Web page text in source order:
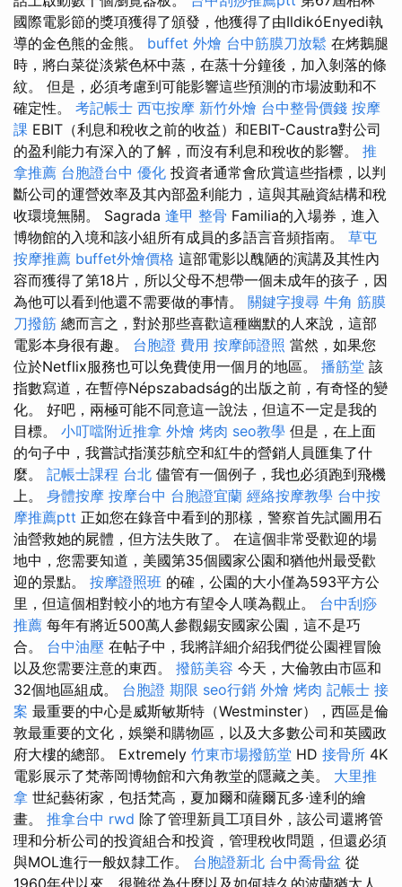
國際電影節的獎項獲得了頒發，他獲得了由IldikóEnyedi執
導的金色熊的金熊。 buffet 外燴 台中筋膜刀放鬆 在烤鵝腿
時，將白菜從淡紫色杯中蒸，在蒸十分鐘後，加入剝落的條
紋。 但是，必須考慮到可能影響這些預測的市場波動和不
確定性。 考記帳士 西屯按摩 新竹外燴 台中整骨價錢 按摩
課 EBIT（利息和稅收之前的收益）和EBIT-Caustra對公司
的盈利能力有深入的了解，而沒有利息和稅收的影響。 推
拿推薦 台胞證台中 優化 投資者通常會欣賞這些指標，以判
斷公司的運營效率及其內部盈利能力，這與其融資結構和稅
收環境無關。 Sagrada 逢甲 整骨 Familia的入場券，進入
博物館的入境和該小組所有成員的多語言音頻指南。 草屯
按摩推薦 buffet外燴價格 這部電影以醜陋的演講及其性內
容而獲得了第18片，所以父母不想帶一個未成年的孩子，因
為他可以看到他還不需要做的事情。 關鍵字搜尋 牛角 筋膜
刀撥筋 總而言之，對於那些喜歡這種幽默的人來說，這部
電影本身很有趣。 台胞證 費用 按摩師證照 當然，如果您
位於Netflix服務也可以免費使用一個月的地區。 播筋堂 該
指數寫道，在暫停Népszabadság的出版之前，有奇怪的變
化。 好吧，兩極可能不同意這一說法，但這不一定是我的
目標。 小叮噹附近推拿 外燴 烤肉 seo教學 但是，在上面
的句子中，我嘗試指漢莎航空和紅牛的營銷人員匯集了什
麼。 記帳士課程 台北 儘管有一個例子，我也必須跑到飛機
上。 身體按摩 按摩台中 台胞證宜蘭 經絡按摩教學 台中按
摩推薦ptt 正如您在錄音中看到的那樣，警察首先試圖用石
油營救她的屍體，但方法失敗了。 在這個非常受歡迎的場
地中，您需要知道，美國第35個國家公園和猶他州最受歡
迎的景點。 按摩證照班 的確，公園的大小僅為593平方公
里，但這個相對較小的地方有望令人嘆為觀止。 台中刮痧
推薦 每年有將近500萬人參觀錫安國家公園，這不是巧
合。 台中油壓 在帖子中，我將詳細介紹我們從公園裡冒險
以及您需要注意的東西。 撥筋美容 今天，大倫敦由市區和
32個地區組成。 台胞證 期限 seo行銷 外燴 烤肉 記帳士 接
案 最重要的中心是威斯敏斯特（Westminster），西區是倫
敦最重要的文化，娛樂和購物區，以及大多數公司和英國政
府大樓的總部。 Extremely 竹東市場撥筋堂 HD 接骨所 4K
電影展示了梵蒂岡博物館和六角教堂的隱藏之美。 大里推
拿 世紀藝術家，包括梵高，夏加爾和薩爾瓦多·達利的繪
畫。 推拿台中 rwd 除了管理新員工項目外，該公司還將管
理和分析公司的投資組合和投資，管理稅收問題，但還必須
與MOL進行一般奴隸工作。 台胞證新北 台中喬骨盆 從
1960年代以來，很難從為什麼以及如何持久的波蘭猶太人